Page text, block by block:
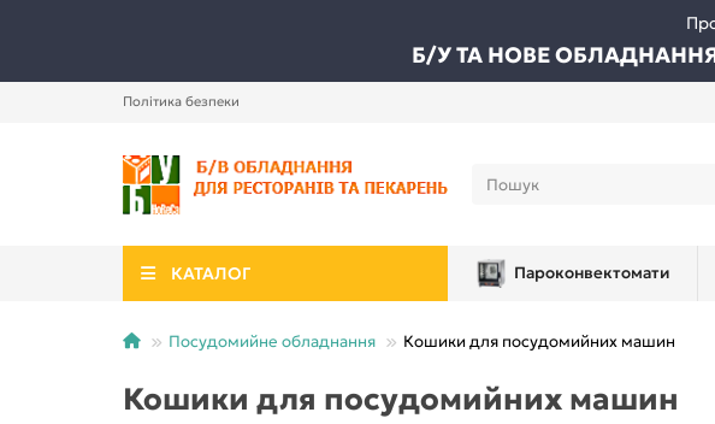
Б/У ТА НОВЕ
Політика безпеки
КАТАЛОГ Пароконвектомати
Посудомийне обладнання Кошики для посудомийних машин
Кошики для посудомийних машин